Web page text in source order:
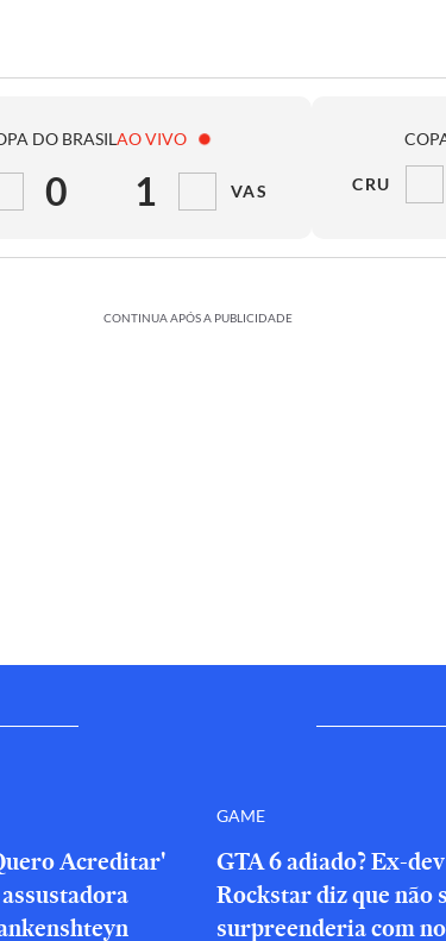
DO BRASILAO VIVO
0 1 VAS CRU
CONTINUA APÓS A PUBLICIDADE
Acreditar'
GAME
GTA 6 adiado? Ex-
Rockstar diz que não
surpreenderia com